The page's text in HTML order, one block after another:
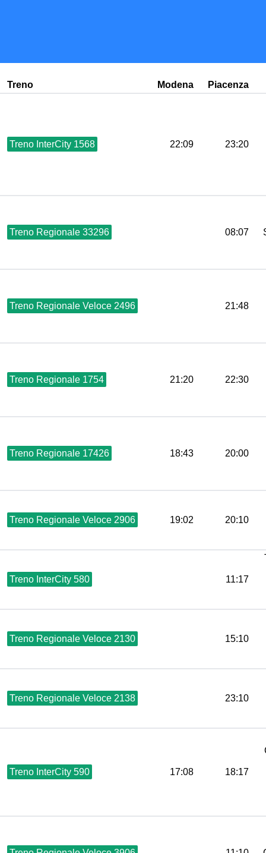
Treno Modena Piacenza
Treno InterCity 1568 22:09 23:20
Treno Regionale 33296 08:07
Treno Regionale Veloce 2496 21:48
Treno Regionale 1754 21:20 22:30
Treno Regionale 17426 18:43 20:00
Treno Regionale Veloce 2906 19:02 20:10
Treno InterCity 580 11:17
Treno Regionale Veloce 2130 15:10
Treno Regionale Veloce 2138 23:10
Treno InterCity 590 17:08 18:17